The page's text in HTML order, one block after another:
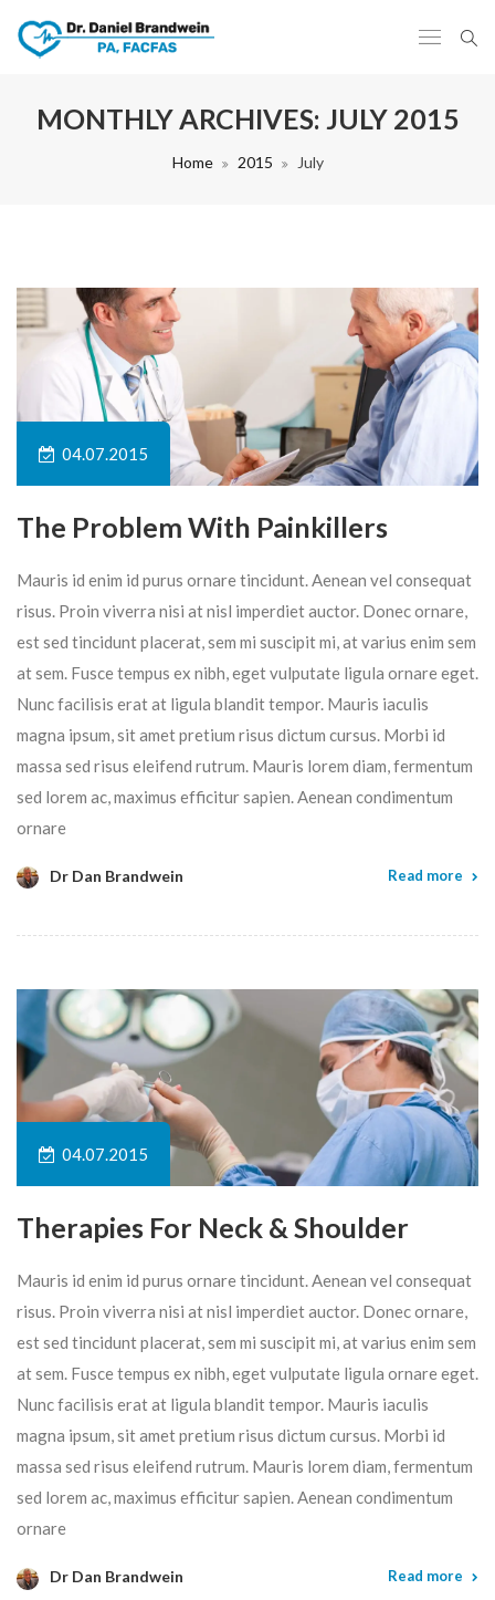
MONTHLY ARCHIVES: JULY 2015
Home 2015 July
04.07.2015
The Problem With Painkillers
Mauris id enim id purus ornare tincidunt. Aenean vel consequat
risus. Proin viverra nisi at nisl imperdiet auctor. Donec ornare,
est sed tincidunt placerat, sem mi suscipit mi, at varius enim sem
at sem. Fusce tempus ex nibh, eget vulputate ligula ornare eget.
Nunc facilisis erat at ligula blandit tempor. Mauris iaculis
magna ipsum, sit amet pretium risus dictum cursus. Morbi id
massa sed risus eleifend rutrum. Mauris lorem diam, fermentum
sed lorem ac, maximus efficitur sapien. Aenean condimentum
ornare
Dr Dan Brandwein Read more
04.07.2015
Therapies For Neck & Shoulder
Mauris id enim id purus ornare tincidunt. Aenean vel consequat
risus. Proin viverra nisi at nisl imperdiet auctor. Donec ornare,
est sed tincidunt placerat, sem mi suscipit mi, at varius enim sem
at sem. Fusce tempus ex nibh, eget vulputate ligula ornare eget.
Nunc facilisis erat at ligula blandit tempor. Mauris iaculis
magna ipsum, sit amet pretium risus dictum cursus. Morbi id
massa sed risus eleifend rutrum. Mauris lorem diam, fermentum
sed lorem ac, maximus efficitur sapien. Aenean condimentum
ornare
Dr Dan Brandwein Read more